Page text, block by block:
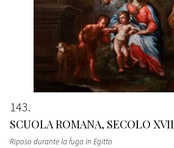
143
SCUOLA ROMANA, SECOLO XVII
Riposo durante la fuga in Egitto